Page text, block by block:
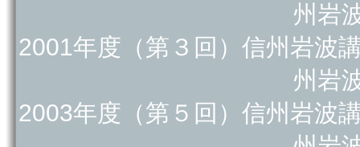
州岩
2001年度（第３回）信州岩波
州岩
2003年度（第５回）信州岩波